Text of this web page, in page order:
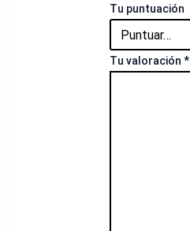
Tu puntuación
Tu valoración *